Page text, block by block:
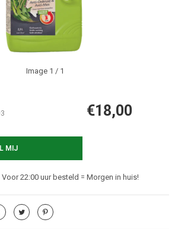
Image 1 / 1
€18,00
MIJ
22:00 uur besteld = Morgen in huis!